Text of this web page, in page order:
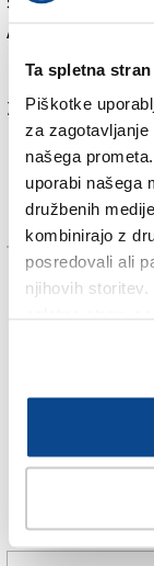
Ta spletna
Piškotke
za
našega
uporabi našega
družbenih
kombinirajo z
posredovali ali
njihovih
Azzolini, Luigi
Franca Floris.
Za branje in
TAGS:
Več novic